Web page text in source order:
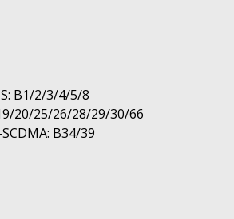
B1/2/3/4/5/8
20/25/26/28/29/30/66
B34/39